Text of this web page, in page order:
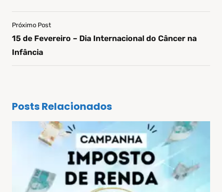
Próximo Post
15 de Fevereiro – Dia Internacional do Câncer na
Infância
Posts Relacionados